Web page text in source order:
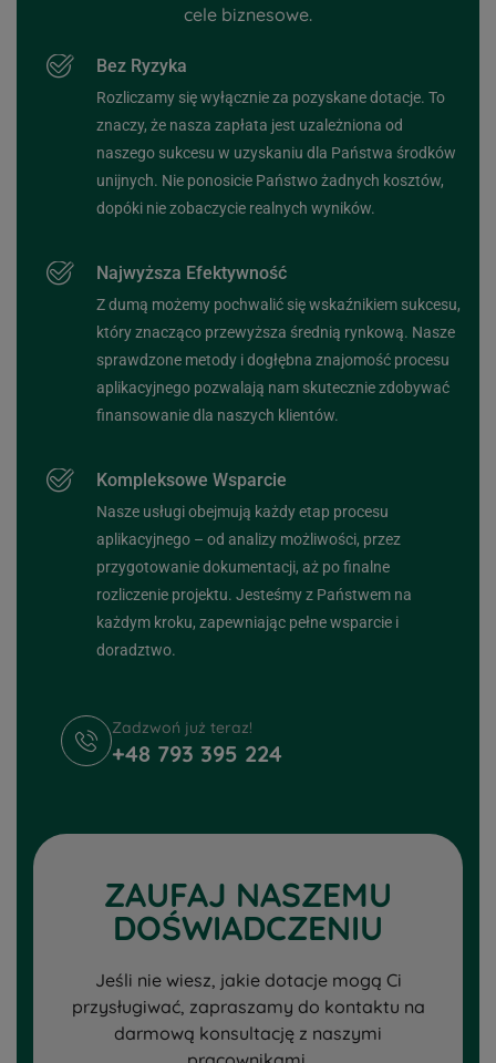
cele biznesowe.
Bez Ryzyka
Rozliczamy się wyłącznie za pozyskane dotacje. To
znaczy, że nasza zapłata jest uzależniona od
naszego sukcesu w uzyskaniu dla Państwa środków
unijnych. Nie ponosicie Państwo żadnych kosztów,
dopóki nie zobaczycie realnych wyników.
Najwyższa Efektywność
Z dumą możemy pochwalić się wskaźnikiem sukcesu,
który znacząco przewyższa średnią rynkową. Nasze
sprawdzone metody i dogłębna znajomość procesu
aplikacyjnego pozwalają nam skutecznie zdobywać
finansowanie dla naszych klientów.
Kompleksowe Wsparcie
Nasze usługi obejmują każdy etap procesu
aplikacyjnego – od analizy możliwości, przez
przygotowanie dokumentacji, aż po finalne
rozliczenie projektu. Jesteśmy z Państwem na
każdym kroku, zapewniając pełne wsparcie i
doradztwo.
Zadzwoń już teraz!
+48 793 395 224
ZAUFAJ NASZEMU
DOŚWIADCZENIU
Jeśli nie wiesz, jakie dotacje mogą Ci
przysługiwać, zapraszamy do kontaktu na
darmową konsultację z naszymi